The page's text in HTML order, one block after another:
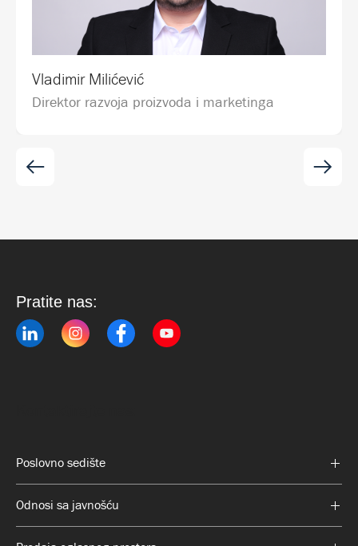
Vladimir Milićević
Direktor razvoja proizvoda i marketinga
Pratite nas:
Poslovno sedište
Odnosi sa javnošću